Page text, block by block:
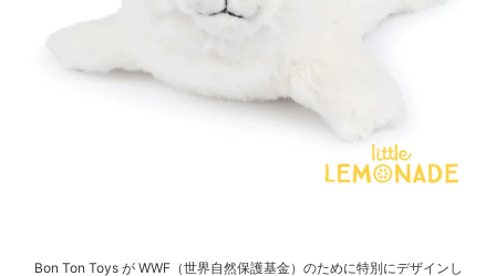
Bon Ton Toys が WWF（世界自然保護基金）のために特別にデザインし